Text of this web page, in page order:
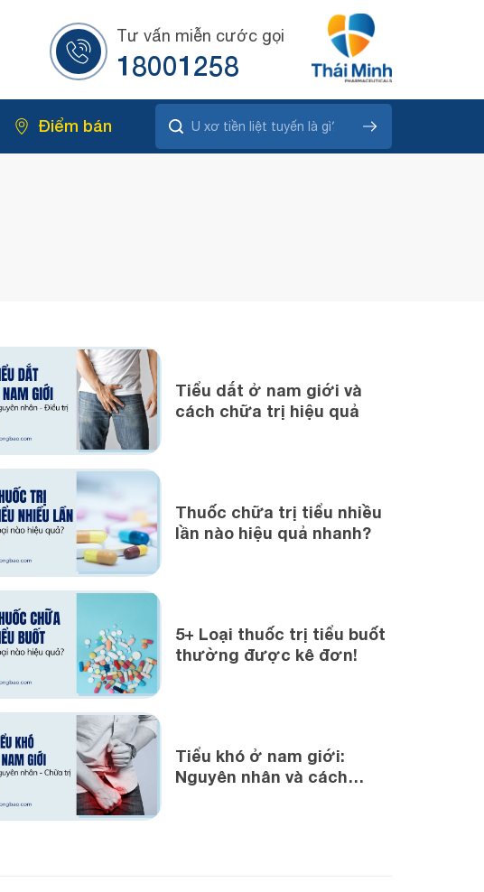
Tư vấn miễn cước gọi
18001258
Điểm bán
Tiểu dắt ở nam giới và
cách chữa trị hiệu quả
Thuốc chữa trị tiểu nhiều
lần nào hiệu quả nhanh?
5+ Loại thuốc trị tiểu buốt
thường được kê đơn!
Tiểu khó ở nam giới:
Nguyên nhân và cách